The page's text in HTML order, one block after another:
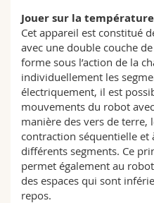
Jouer sur la
Cet appareil est constitué
avec une double couche
forme sous l’action de la
individuellement les
électriquement, il est
mouvements du robot
manière des vers de terre,
contraction séquentielle et
différents segments. Ce
permet également au
des espaces qui sont
repos.